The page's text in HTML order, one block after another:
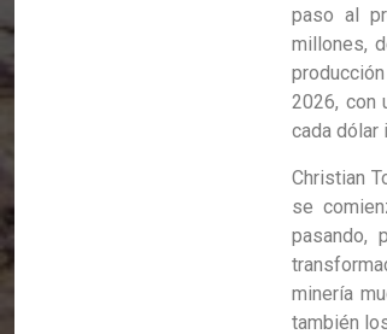
paso al
millones,
2026, con
cada dólar
Christian
se
pasando,
minería
también